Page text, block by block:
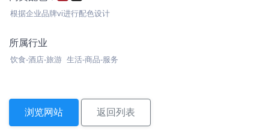
根据企业品牌vi进行配色设计
所属行业
饮食-酒店-旅游 生活-商品-服务
浏览网站 返回列表